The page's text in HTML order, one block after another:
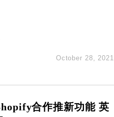
October 28, 2021
合作推新功能 英